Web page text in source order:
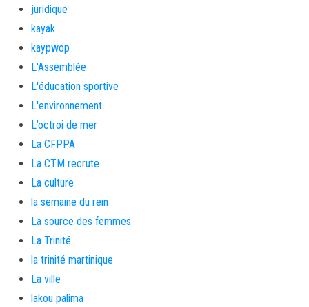
juridique
kayak
kaypwop
L'Assemblée
L'éducation sportive
L'environnement
L’octroi de mer
La CFPPA
La CTM recrute
La culture
la semaine du rein
La source des femmes
La Trinité
la trinité martinique
La ville
lakou palima